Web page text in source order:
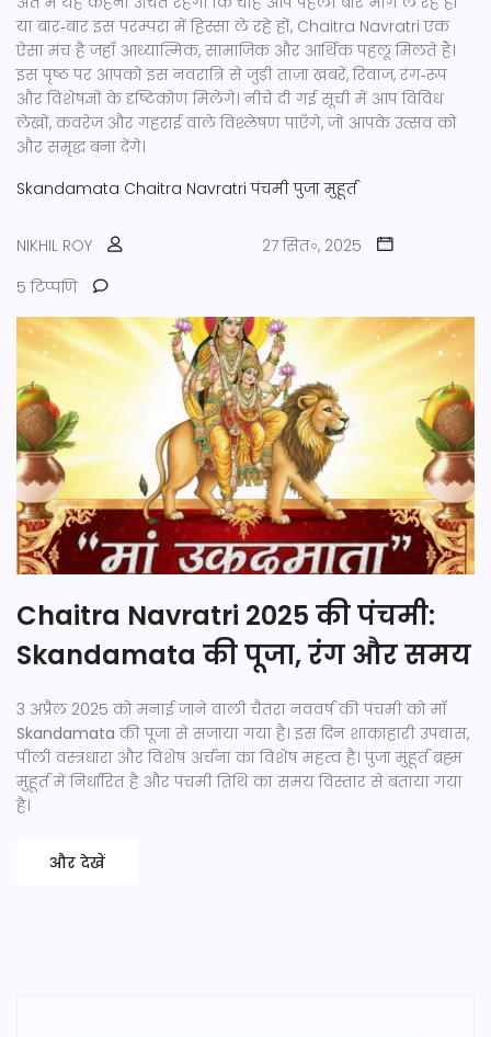
या बार‑बार इस परम्परा में हिस्सा ले रहे हों, Chaitra Navratri एक
ऐसा मंच है जहाँ आध्यात्मिक, सामाजिक और आर्थिक पहलू मिलते हैं।
इस पृष्ठ पर आपको इस नवरात्रि से जुड़ी ताज़ा ख़बरें, रिवाज, रंग‑रूप
और विशेषज्ञों के दृष्टिकोण मिलेंगे। नीचे दी गई सूची में आप विविध
लेखों, कवरेज और गहराई वाले विश्लेषण पाएँगे, जो आपके उत्सव को
और समृद्ध बना देंगे।
Skandamata Chaitra Navratri पंचमी पुजा मुहूर्त
NIKHIL ROY
27 सित॰, 2025
5 टिप्पणि
Chaitra Navratri 2025 की पंचमी:
Skandamata की पूजा, रंग और समय
3 अप्रैल 2025 को मनाई जाने वाली चैतरा नववर्ष की पंचमी को माँ
Skandamata की पूजा से सजाया गया है। इस दिन शाकाहारी उपवास,
पीली वस्त्रधारा और विशेष अर्चना का विशेष महत्व है। पुजा मुहूर्त ब्रह्म
मुहूर्त में निर्धारित है और पंचमी तिथि का समय विस्तार से बताया गया
है।
और देखें